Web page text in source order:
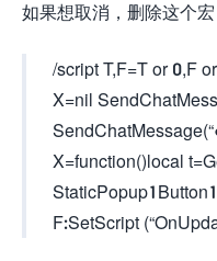
如果想取消，删除这个
/script T,F=T or 0,F
X=nil
X=function()local
F:SetScript